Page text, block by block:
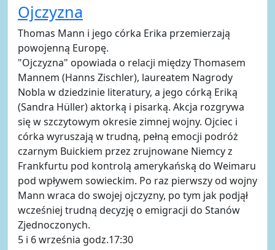
Ojczyzna
Thomas Mann i jego córka Erika przemierzają
powojenną Europę.
"Ojczyzna" opowiada o relacji między Thomasem
Mannem (Hanns Zischler), laureatem Nagrody
Nobla w dziedzinie literatury, a jego córką Eriką
(Sandra Hüller) aktorką i pisarką. Akcja rozgrywa
się w szczytowym okresie zimnej wojny. Ojciec i
córka wyruszają w trudną, pełną emocji podróż
czarnym Buickiem przez zrujnowane Niemcy z
Frankfurtu pod kontrolą amerykańską do Weimaru
pod wpływem sowieckim. Po raz pierwszy od wojny
Mann wraca do swojej ojczyzny, po tym jak podjął
wcześniej trudną decyzję o emigracji do Stanów
Zjednoczonych.
5 i 6 września godz.17:30